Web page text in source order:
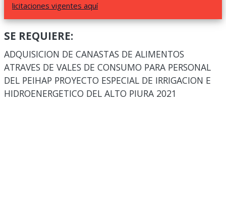
licitaciones vigentes aquí
SE REQUIERE:
ADQUISICION DE CANASTAS DE ALIMENTOS
ATRAVES DE VALES DE CONSUMO PARA PERSONAL
DEL PEIHAP PROYECTO ESPECIAL DE IRRIGACION E
HIDROENERGETICO DEL ALTO PIURA 2021